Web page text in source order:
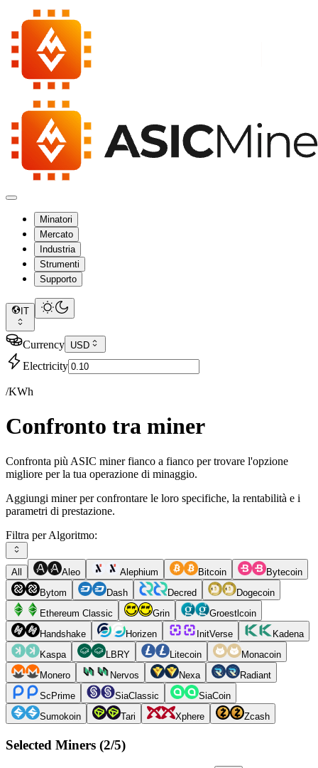
Minatori
Mercato
Industria
Strumenti
Supporto
IT
Currency USD
Electricity
/KWh
Confronto tra miner
Confronta più ASIC miner fianco a fianco per trovare l'opzione
migliore per la tua operazione di minaggio.
Aggiungi miner per confrontare le loro specifiche, la rentabilità e i
parametri di prestazione.
Filtra per Algoritmo:
All Aleo Alephium Bitcoin
Bytecoin
Bytom
Dash Decred
Dogecoin
Ethereum Classic
Grin
Groestlcoin
Handshake
Horizen InitVerse
Kadena
Kaspa
LBRY Litecoin
Monacoin
Monero
Nervos Nexa
Radiant
ScPrime
SiaClassic
SiaCoin
Sumokoin
Tari Xphere Zcash
Selected Miners (2/5)